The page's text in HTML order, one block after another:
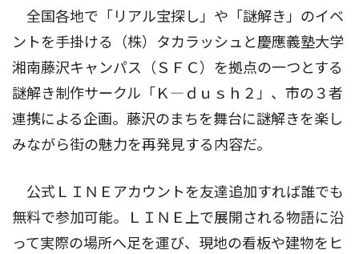
全国各地で「リアル宝探し」や「謎解き」のイベ
ントを手掛ける（株）タカラッシュと慶應義塾大学
湘南藤沢キャンパス（ＳＦＣ）を拠点の一つとする
謎解き制作サークル「Ｋ―ｄｕｓｈ２」、市の３者
連携による企画。藤沢のまちを舞台に謎解きを楽し
みながら街の魅力を再発見する内容だ。
公式ＬＩＮＥアカウントを友達追加すれば誰でも
無料で参加可能。ＬＩＮＥ上で展開される物語に沿
って実際の場所へ足を運び、現地の看板や建物をヒ